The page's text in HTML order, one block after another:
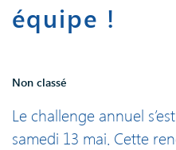
équipe !
Non classé
Le challenge annuel
samedi 13 mai. Cette